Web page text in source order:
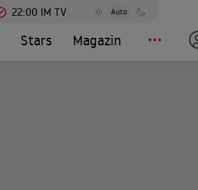
22:00 IM TV Auto
Stars Magazin